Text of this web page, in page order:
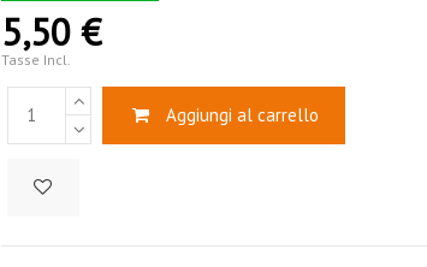
5,50 €
Tasse Incl.
Aggiungi al carrello